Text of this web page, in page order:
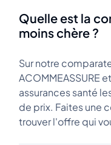
Quelle est la
moins chère ?
Sur notre
ACOMMEASSURE
assurances santé
de prix. Faites une
trouver l'offre qui